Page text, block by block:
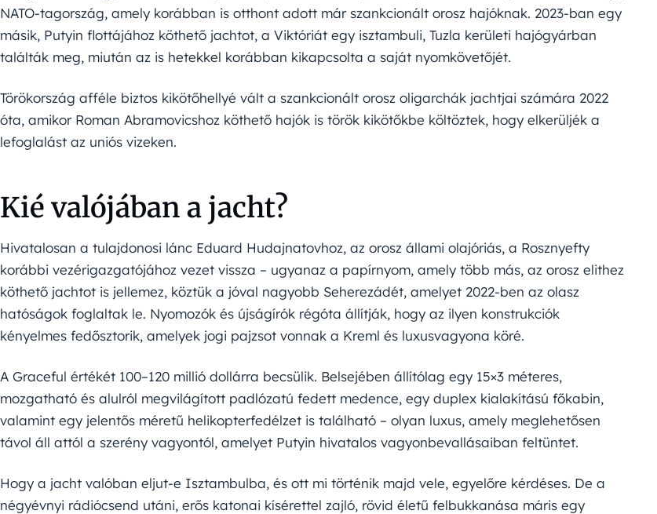
NATO-tagország, amely korábban is otthont adott már szankcionált orosz hajóknak. 2023-ban egy
másik, Putyin flottájához köthető jachtot, a Viktóriát egy isztambuli, Tuzla kerületi hajógyárban
találták meg, miután az is hetekkel korábban kikapcsolta a saját nyomkövetőjét.
Törökország afféle biztos kikötőhellyé vált a szankcionált orosz oligarchák jachtjai számára 2022
óta, amikor Roman Abramovicshoz köthető hajók is török kikötőkbe költöztek, hogy elkerüljék a
lefoglalást az uniós vizeken.
Kié valójában a jacht?
Hivatalosan a tulajdonosi lánc Eduard Hudajnatovhoz, az orosz állami olajóriás, a Rosznyefty
korábbi vezérigazgatójához vezet vissza – ugyanaz a papírnyom, amely több más, az orosz elithez
köthető jachtot is jellemez, köztük a jóval nagyobb Seherezádét, amelyet 2022-ben az olasz
hatóságok foglaltak le. Nyomozók és újságírók régóta állítják, hogy az ilyen konstrukciók
kényelmes fedősztorik, amelyek jogi pajzsot vonnak a Kreml és luxusvagyona köré.
A Graceful értékét 100–120 millió dollárra becsülik. Belsejében állítólag egy 15×3 méteres,
mozgatható és alulról megvilágított padlózatú fedett medence, egy duplex kialakítású főkabin,
valamint egy jelentős méretű helikopterfedélzet is található – olyan luxus, amely meglehetősen
távol áll attól a szerény vagyontól, amelyet Putyin hivatalos vagyonbevallásaiban feltüntet.
Hogy a jacht valóban eljut-e Isztambulba, és ott mi történik majd vele, egyelőre kérdéses. De a
négyévnyi rádiócsend utáni, erős katonai kísérettel zajló, rövid életű felbukkanása máris egy